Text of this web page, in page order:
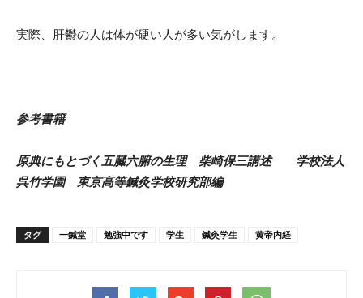
実際、肝鬱の人は体が硬い人が多い気がします。
参考書籍
原典にもとづく五臓六腑の生理 柴崎保三講述 学校法人
呉竹学園 東京高等鍼灸学校研究部編
タグ 一鍼堂 勉強中です 学生 鍼灸学生 黄帝内経